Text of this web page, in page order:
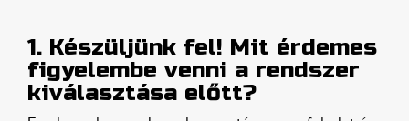
1. Készüljünk fel! Mit érdemes
figyelembe venni a rendszer
kiválasztása előtt?